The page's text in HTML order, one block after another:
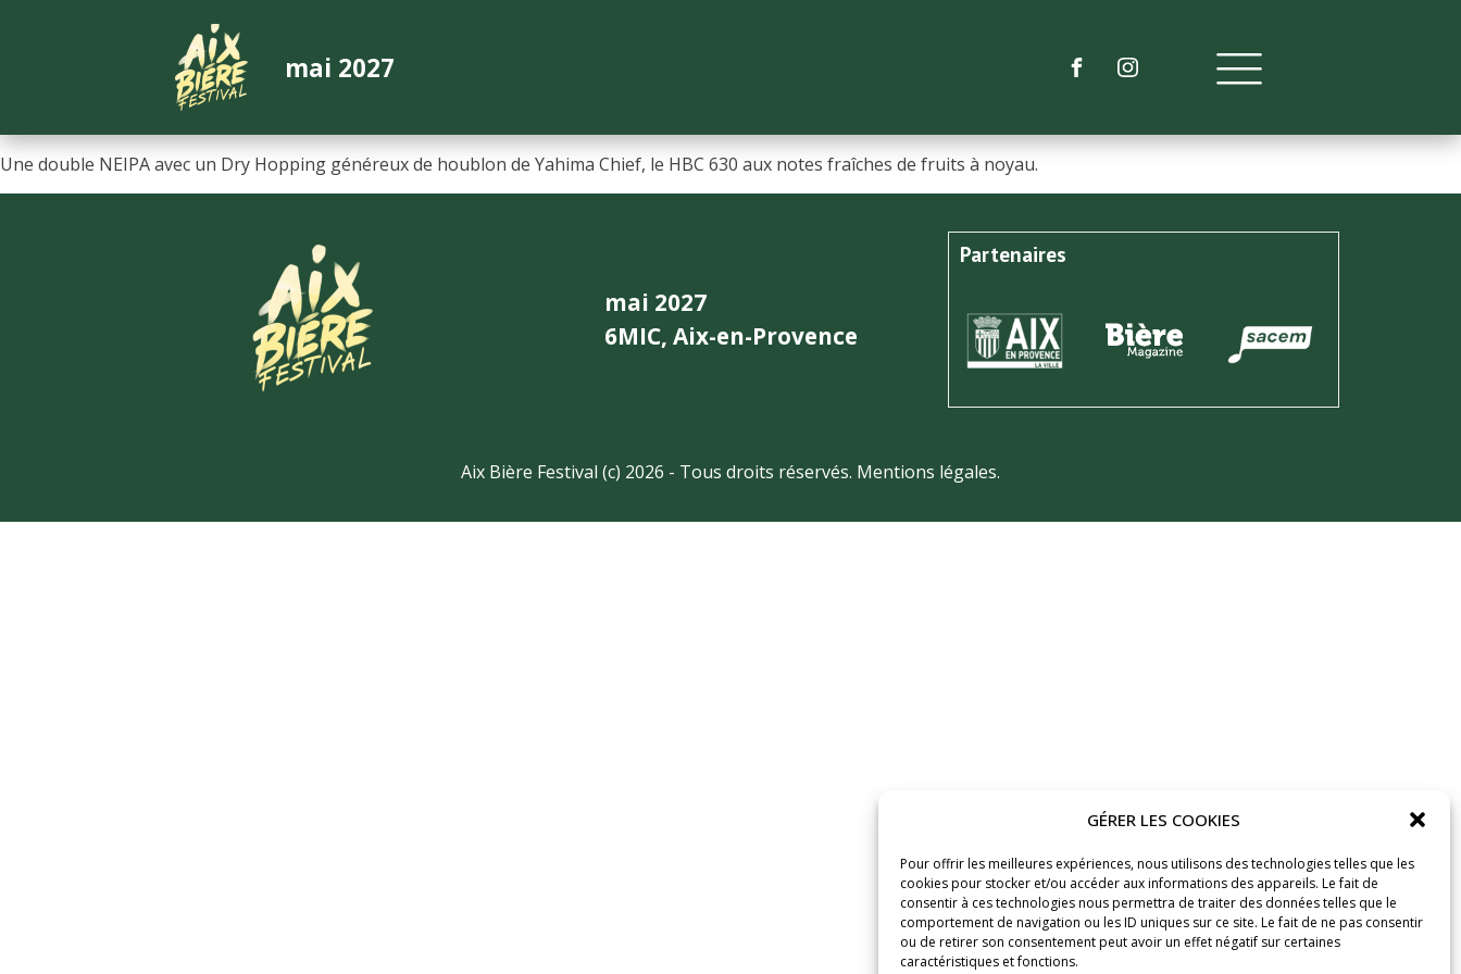
GÉRER LES COOKIES
Pour offrir les meilleures expériences, nous utilisons des technologies telles que les
cookies pour stocker et/ou accéder aux informations des appareils. Le fait de
consentir à ces technologies nous permettra de traiter des données telles que le
comportement de navigation ou les ID uniques sur ce site. Le fait de ne pas consentir
ou de retirer son consentement peut avoir un effet négatif sur certaines
caractéristiques et fonctions.
mai 2027
Une double NEIPA avec un Dry Hopping généreux de houblon de Yahima Chief, le HBC 630 aux notes fraîches de fruits à noyau.
mai 2027
6MIC, Aix-en-Provence
Partenaires
Aix Bière Festival (c) 2026 - Tous droits réservés. Mentions légales.